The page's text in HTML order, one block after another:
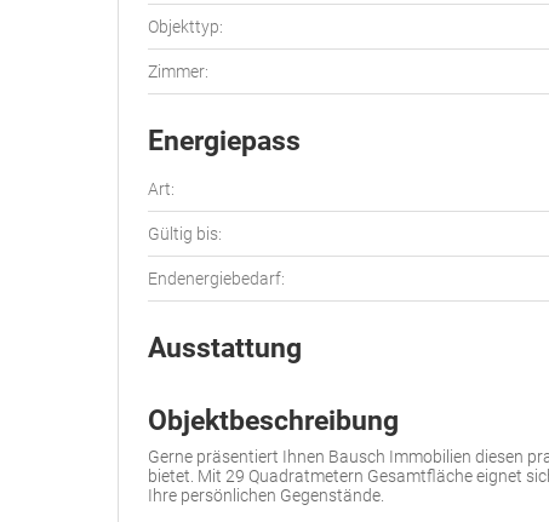
Objekttyp:
Zimmer:
Energiepass
Art:
Gültig bis:
Endenergiebedarf:
Ausstattung
Objektbeschreibung
Gerne präsentiert Ihnen Bausch Immobilien diesen
bietet. Mit 29 Quadratmetern Gesamtfläche eignet
Ihre persönlichen Gegenstände.